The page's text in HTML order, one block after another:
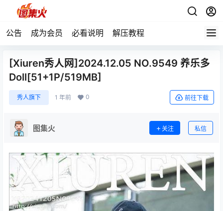
公告 成为会员 必看说明 解压教程
[Xiuren秀人网]2024.12.05 NO.9549 养乐多
Doll[51+1P/519MB]
秀人旗下 1 年前 0 前往下载
图集火 关注 私信